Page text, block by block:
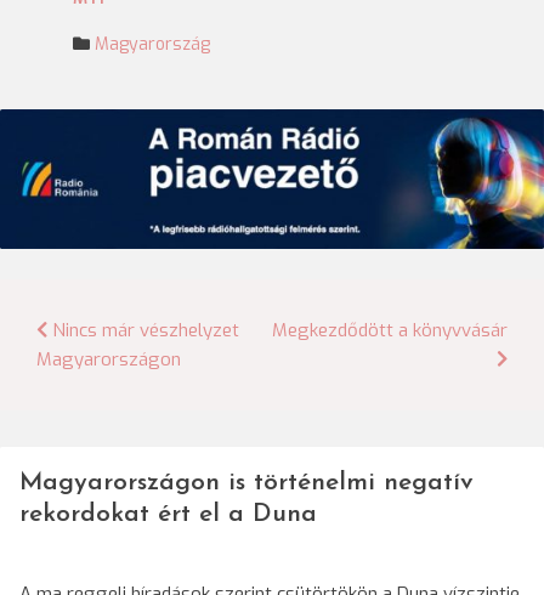
Magyarország
Bejegyzés
navigáció
Nincs már vészhelyzet
Magyarországon
Megkezdődött a könyvvásár
Magyarországon is történelmi negatív
rekordokat ért el a Duna